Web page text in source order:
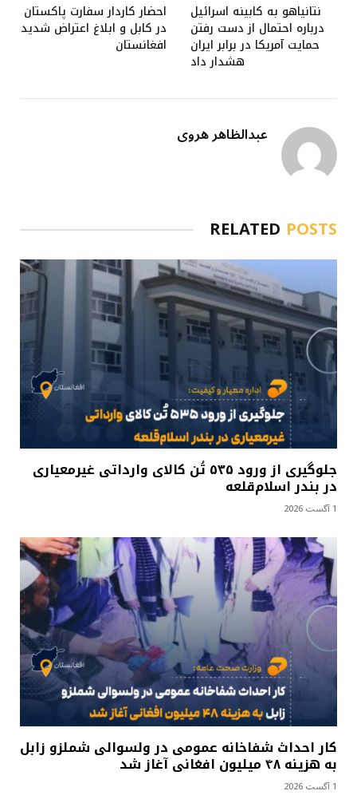
نتانیاهو به کابینه اسرائیل
درباره احتمال از دست رفتن
حمایت آمریکا در برابر ایران
هشدار داد
احضار کاردار سفارت پاکستان
در کابل و ابلاغ اعتراض شدید
افغانستان
عبدالظاهر هروی
RELATED POSTS
جلوگیری از ورود ۵۳۵ تُن کالای وارداتی غیرمعیاری
در بندر اسلام‌قلعه
1 آگست 2026
کار احداث شفاخانه عمومی در ولسوالی شملزو زابل
به هزینه ۴۸ میلیون افغانی آغاز شد
1 آگست 2026